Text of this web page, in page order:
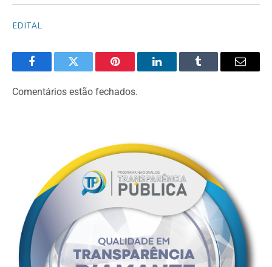
EDITAL
FacebookTwitter Pinterest LinkedInTumblr Email
Comentários estão fechados.